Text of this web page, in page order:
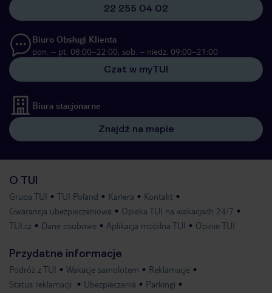
22 255 04 02
Biuro Obsługi Klienta
pon. – pt. 08:00–22:00, sob. – niedz. 09:00–21:00
Czat w myTUI
Biura stacjonarne
Znajdź na mapie
O TUI
Grupa TUI TUI Poland Kariera
Kontakt
Gwarancja ubezpieczeniowa
Opieka TUI na wakacjach 24/7
TUI.cz
Dane osobowe Aplikacja mobilna TUI Opinie TUI
Przydatne informacje
Podróż z TUI Wakacje samolotem
Reklamacje
Status reklamacji
Ubezpieczenia Parkingi